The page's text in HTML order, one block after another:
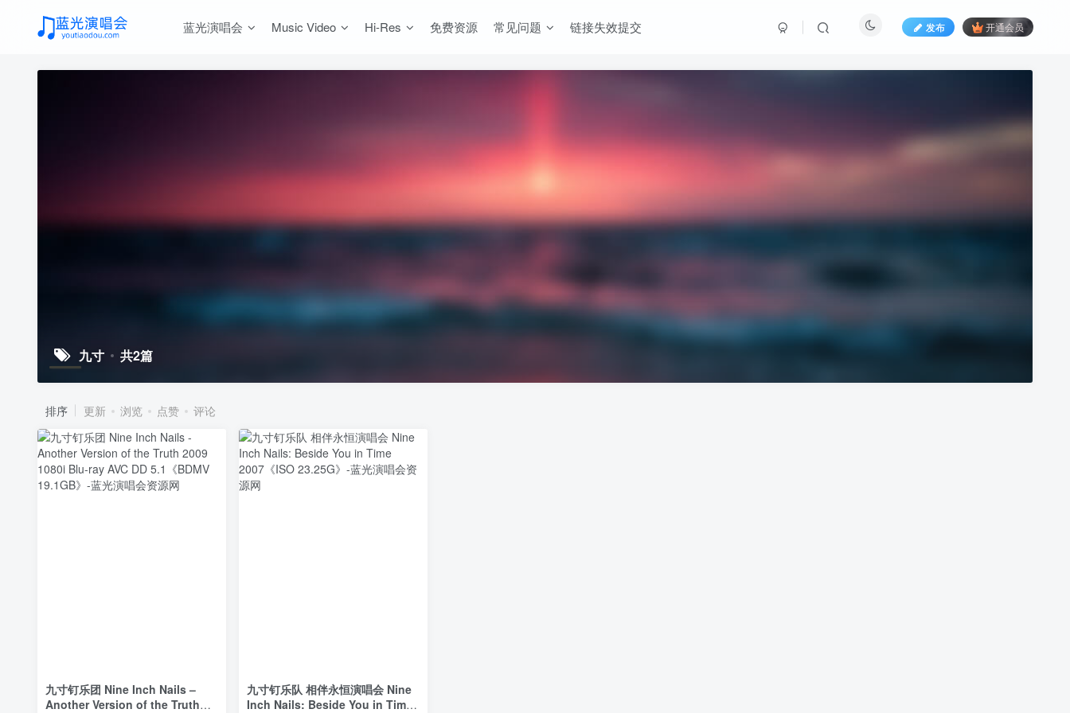
蓝光演唱会 Music Video Hi-Res 免费资源 常见问题 链接失效提交 发布 开通会员
九寸 共2篇
排序 更新 浏览 点赞 评论
九寸钉乐团 Nine Inch Nails –
Another Version of the Truth
九寸钉乐队 相伴永恒演唱会 Nine
Inch Nails: Beside You in Time